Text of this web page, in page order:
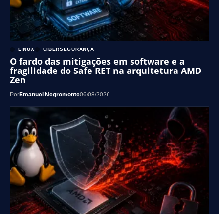
LINUX CIBERSEGURANÇA
O fardo das mitigações em software e a
fragilidade do Safe RET na arquitetura AMD
Zen
PorEmanuel Negromonte06/08/2026